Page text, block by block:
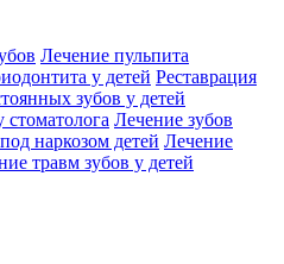
Лечение пульпита
у детей Реставрация
зубов у детей
Лечение зубов
наркозом детей Лечение
травм зубов у детей